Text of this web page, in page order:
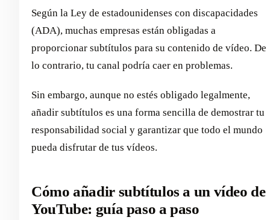
Según la Ley de estadounidenses con discapacidades
(ADA), muchas empresas están obligadas a
proporcionar subtítulos para su contenido de vídeo. De
lo contrario, tu canal podría caer en problemas.
Sin embargo, aunque no estés obligado legalmente,
añadir subtítulos es una forma sencilla de demostrar tu
responsabilidad social y garantizar que todo el mundo
pueda disfrutar de tus vídeos.
Cómo añadir subtítulos a un vídeo de
YouTube: guía paso a paso